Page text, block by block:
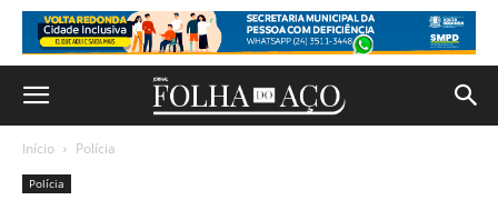
Início Polícia
Polícia